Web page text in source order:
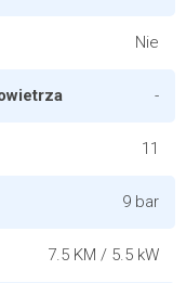
Nie
-
11
9 bar
7.5 KM / 5.5 kW